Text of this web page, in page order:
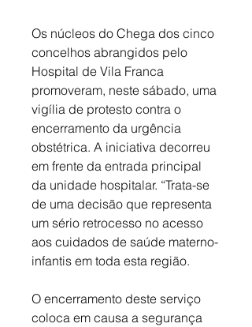
Os núcleos do Chega dos cinco
concelhos abrangidos pelo
Hospital de Vila Franca
promoveram, neste sábado, uma
vigília de protesto contra o
encerramento da urgência
obstétrica. A iniciativa decorreu
em frente da entrada principal
da unidade hospitalar. “Trata-se
de uma decisão que representa
um sério retrocesso no acesso
aos cuidados de saúde materno-
infantis em toda esta região.
O encerramento deste serviço
coloca em causa a segurança